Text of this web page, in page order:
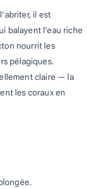
il est
balayent l’eau riche
nourrit les
pélagiques.
claire — la
les coraux en